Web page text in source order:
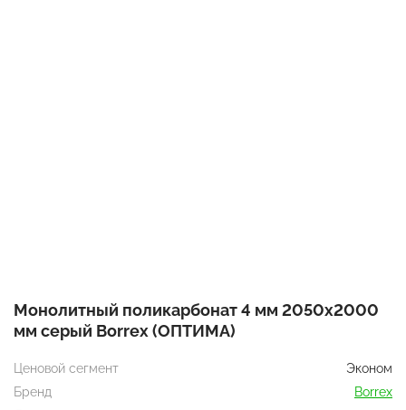
Монолитный поликарбонат 4 мм 2050x2000
мм серый Borrex (ОПТИМА)
Ценовой сегмент
Эконом
Бренд
Borrex